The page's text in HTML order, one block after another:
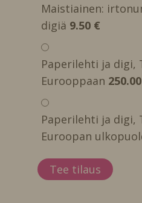
Maistiainen:
digiä 9.50 €
Paperilehti ja digi,
Eurooppaan
Paperilehti ja digi,
Euroopan